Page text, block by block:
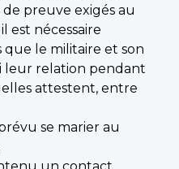
preuve exigés au
est nécessaire
que le militaire et son
leur relation pendant
attestent, entre
se marier au